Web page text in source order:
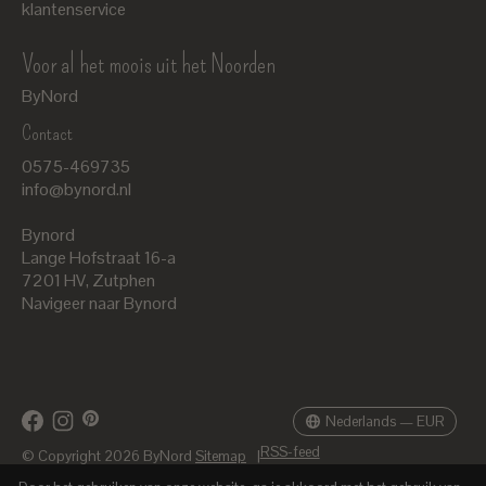
klantenservice
Voor al het moois uit het Noorden
ByNord
Contact
0575-469735
info@bynord.nl
Bynord
Lange Hofstraat 16-a
7201 HV, Zutphen
Navigeer naar Bynord
© Copyright 2026 ByNord Sitemap |RSS-feed
Nederlands — EUR